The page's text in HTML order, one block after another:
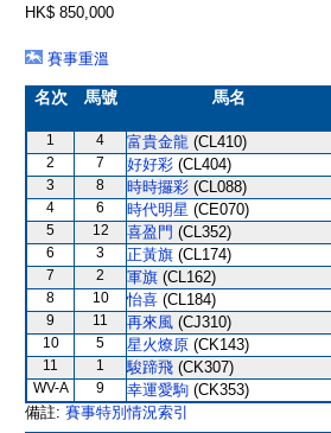
HK$ 850,000
賽事重溫
名次 馬號 馬名
1 4 富貴金龍 (CL410)
2 7 好好彩 (CL404)
3 8 時時攞彩 (CL088)
4 6 時代明星 (CE070)
5 12 喜盈門 (CL352)
6 3 正黃旗 (CL174)
7 2 軍旗 (CL162)
8 10 怡喜 (CL184)
9 11 再來風 (CJ310)
10 5 星火燎原 (CK143)
11 1 駿蹄飛 (CK307)
WV-A 9 幸運愛駒 (CK353)
備註: 賽事特別情況索引